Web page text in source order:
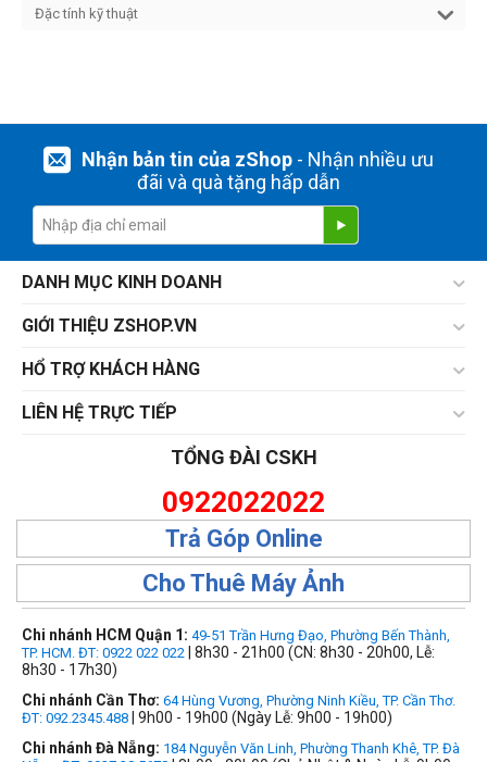
Đặc tính kỹ thuật
Nhận bản tin của zShop- Nhận nhiều ưu
đãi và quà tặng hấp dẫn
DANH MỤC KINH DOANH
GIỚI THIỆU ZSHOP.VN
HỔ TRỢ KHÁCH HÀNG
LIÊN HỆ TRỰC TIẾP
TỔNG ĐÀI CSKH
0922022022
Trả Góp Online
Cho Thuê Máy Ảnh
Chi nhánh HCM Quận 1: 49-51 Trần Hưng Đạo, Phường Bến Thành,
TP. HCM. ĐT: 0922 022 022 | 8h30 - 21h00 (CN: 8h30 - 20h00, Lễ:
8h30 - 17h30)
Chi nhánh Cần Thơ: 64 Hùng Vương, Phường Ninh Kiều, TP. Cần Thơ.
ĐT: 092.2345.488 | 9h00 - 19h00 (Ngày Lễ: 9h00 - 19h00)
Chi nhánh Đà Nẵng: 184 Nguyễn Văn Linh, Phường Thanh Khê, TP. Đà